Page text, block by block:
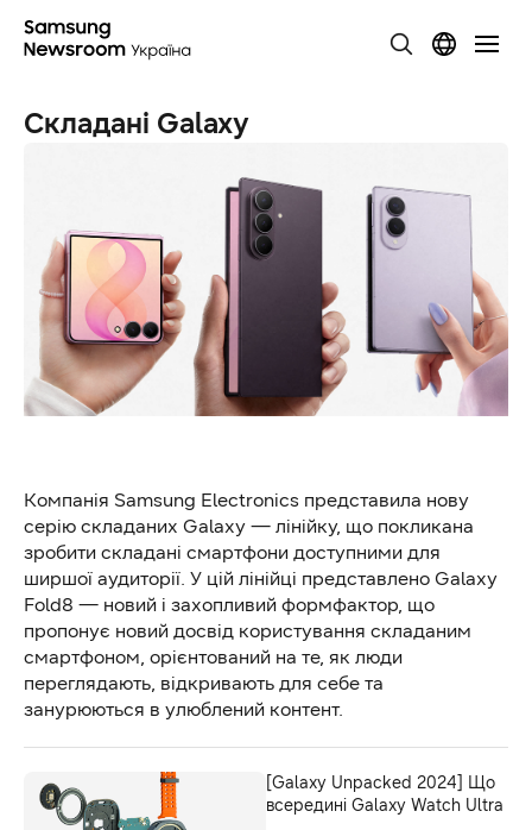
Складані Galaxy
Компанія Samsung Electronics представила нову
серію складаних Galaxy — лінійку, що покликана
зробити складані смартфони доступними для
ширшої аудиторії. У цій лінійці представлено Galaxy
Fold8 — новий і захопливий формфактор, що
пропонує новий досвід користування складаним
смартфоном, орієнтований на те, як люди
переглядають, відкривають для себе та
занурюються в улюблений контент.
[Galaxy Unpacked 2024] Що
всередині Galaxy Watch Ultra